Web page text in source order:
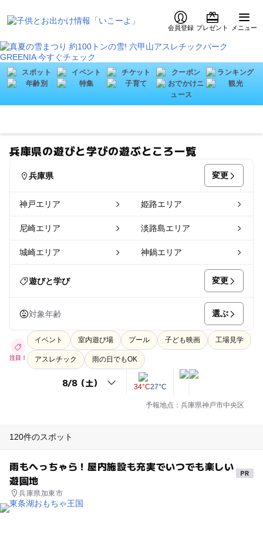
会員登録 プレゼント メニュー
兵庫県の遊びと学びの遊ぶところ一覧
兵庫県 変更
神戸エリア 姫路エリア
尼崎エリア 淡路島エリア
城崎エリア 神鍋エリア
遊びと学び 変更
対象年齢 選ぶ
注目！
イベント 室内遊び場 プール 子ども映画 工場見学
アスレチック 雨の日でもOK
34°C27°C
予報地点：兵庫県神戸市中央区
120件のスポット
雨もへっちゃら！屋内施設も充実でいつでも楽しい
遊園地
兵庫県加東市